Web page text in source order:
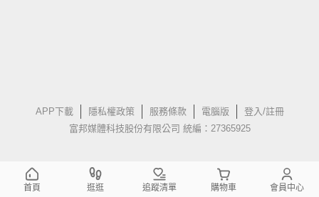
APP下載 隱私權政策 服務條款 電腦版
登入/註冊
富邦媒體科技股份有限公司 統編：27365925
首頁 逛逛 追蹤清單 購物車 會員中心